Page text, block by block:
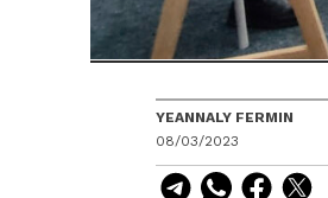
YEANNALY FERMIN
08/03/2023